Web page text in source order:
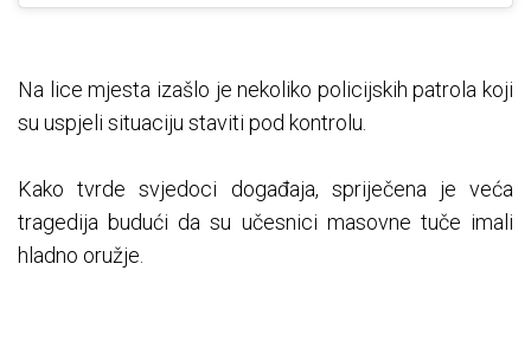
Na lice mjesta izašlo je nekoliko policijskih patrola koji
su uspjeli situaciju staviti pod kontrolu.
Kako tvrde svjedoci događaja, spriječena je veća
tragedija budući da su učesnici masovne tuče imali
hladno oružje.